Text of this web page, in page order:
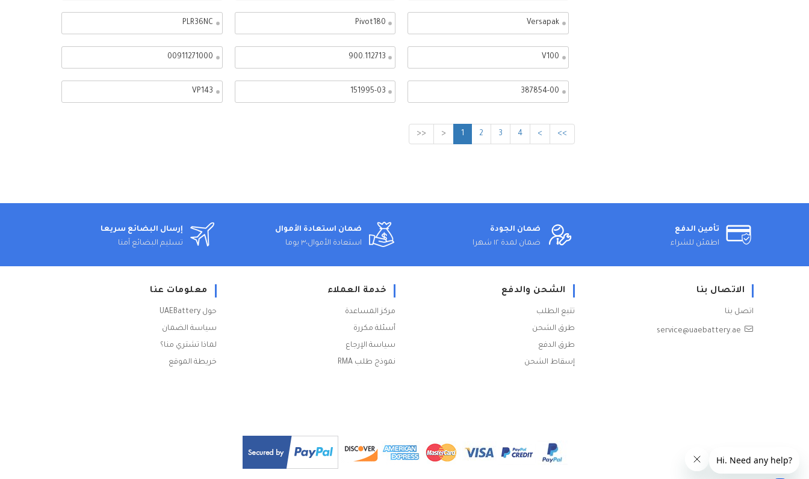
Versapak
Pivot180
PLR36NC
V100
900.112713
00911271000
387854-00
151995-03
VP143
<< < 1 2 3 4 > >>
إرسال البضائع سريعا
تسليم البضائع آمنا
ضمان استعادة الأموال
استعادة الأموال٣٠ يوما
ضمان الجودة
ضمان لمدة ١٢ شهرا
تأمين الدفع
اطمئن للشراء
معلومات عنا
حول UAEBattery
سياسة الضمان
لماذا تشتري منا؟
خريطة الموقع
خدمة العملاء
مركز المساعدة
أسئلة مكررة
سياسة الإرجاع
نموذج طلب RMA
الشحن والدفع
تتبع الطلب
طرق الشحن
طرق الدفع
إسقاط الشحن
الاتصال بنا
اتصل بنا
service@uaebattery.ae